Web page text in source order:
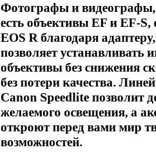
Фотографы и
есть объективы EF и EF-S,
EOS R благодаря
позволяет устанавливать
объективы без снижения
без потери качества.
Canon Speedlite позволит
желаемого освещения, а
откроют перед вами мир
возможностей.